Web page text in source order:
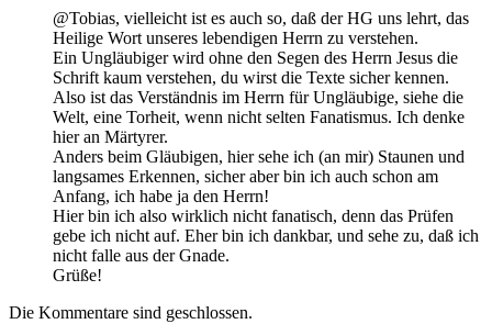
@Tobias, vielleicht ist es auch so, daß der HG uns lehrt, das
Heilige Wort unseres lebendigen Herrn zu verstehen.
Ein Ungläubiger wird ohne den Segen des Herrn Jesus die
Schrift kaum verstehen, du wirst die Texte sicher kennen.
Also ist das Verständnis im Herrn für Ungläubige, siehe die
Welt, eine Torheit, wenn nicht selten Fanatismus. Ich denke
hier an Märtyrer.
Anders beim Gläubigen, hier sehe ich (an mir) Staunen und
langsames Erkennen, sicher aber bin ich auch schon am
Anfang, ich habe ja den Herrn!
Hier bin ich also wirklich nicht fanatisch, denn das Prüfen
gebe ich nicht auf. Eher bin ich dankbar, und sehe zu, daß ich
nicht falle aus der Gnade.
Grüße!
Die Kommentare sind geschlossen.